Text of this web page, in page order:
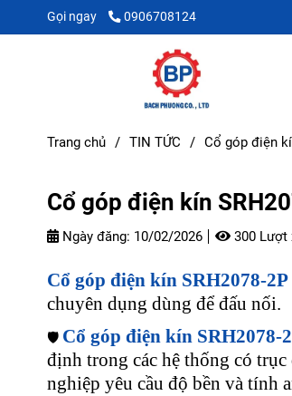
Gọi ngay 0906708124
Trang chủ / TIN TỨC / Cổ góp điện
Cổ góp điện kín
Ngày đăng: 10/02/2026 300 Lượt
Cổ góp điện kín SRH2078-
chuyên dụng dùng để đấu nối.
🛡️ Cổ góp điện kín SRH2078-
định trong các hệ thống có
nghiệp yêu cầu độ bền và tính